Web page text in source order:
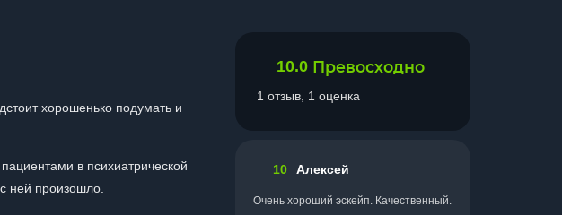
хорошенько подумать и
в психиатрической
ней произошло.
10.0 Превосходно
1 отзыв, 1 оценка
10 Алексей
Очень хороший эскейп. Качественный.